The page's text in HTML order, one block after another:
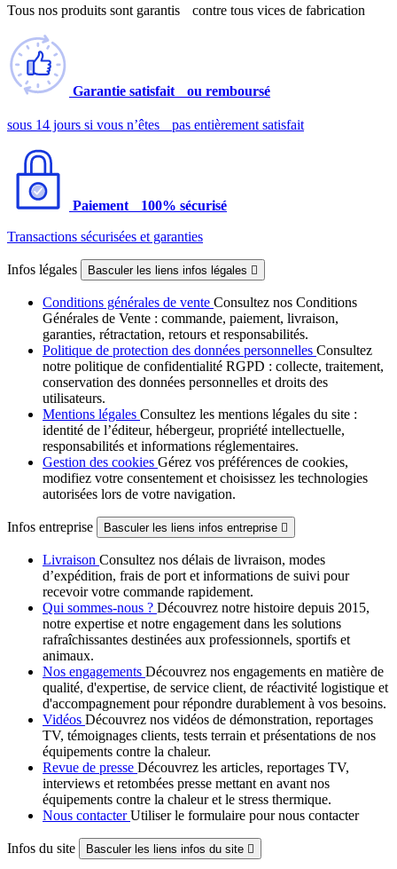
Tous nos produits sont garantis contre tous vices de fabrication
Garantie satisfait ou remboursé
sous 14 jours si vous n’êtes pas entièrement satisfait
Paiement 100% sécurisé
Transactions sécurisées et garanties
Infos légales Basculer les liens infos légales 
Conditions générales de vente Consultez nos Conditions
Générales de Vente : commande, paiement, livraison,
garanties, rétractation, retours et responsabilités.
Politique de protection des données personnelles Consultez
notre politique de confidentialité RGPD : collecte, traitement,
conservation des données personnelles et droits des
utilisateurs.
Mentions légales Consultez les mentions légales du site :
identité de l’éditeur, hébergeur, propriété intellectuelle,
responsabilités et informations réglementaires.
Gestion des cookies Gérez vos préférences de cookies,
modifiez votre consentement et choisissez les technologies
autorisées lors de votre navigation.
Infos entreprise Basculer les liens infos entreprise 
Livraison Consultez nos délais de livraison, modes
d’expédition, frais de port et informations de suivi pour
recevoir votre commande rapidement.
Qui sommes-nous ? Découvrez notre histoire depuis 2015,
notre expertise et notre engagement dans les solutions
rafraîchissantes destinées aux professionnels, sportifs et
animaux.
Nos engagements Découvrez nos engagements en matière de
qualité, d'expertise, de service client, de réactivité logistique et
d'accompagnement pour répondre durablement à vos besoins.
Vidéos Découvrez nos vidéos de démonstration, reportages
TV, témoignages clients, tests terrain et présentations de nos
équipements contre la chaleur.
Revue de presse Découvrez les articles, reportages TV,
interviews et retombées presse mettant en avant nos
équipements contre la chaleur et le stress thermique.
Nous contacterUtiliser le formulaire pour nous contacter
Infos du site Basculer les liens infos du site 